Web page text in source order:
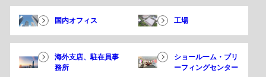
国内オフィス 工場
海外支店、駐在員事
務所
ショールーム・ブリ
ーフィングセンター